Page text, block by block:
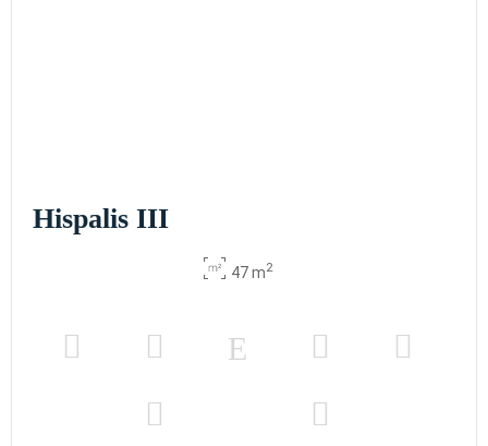
Hispalis III
47 m2